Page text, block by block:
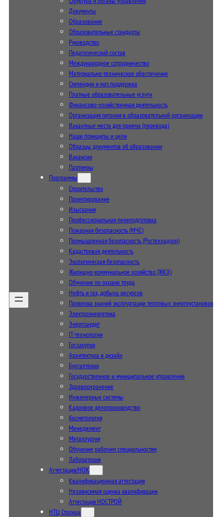
Документы
Образование
Образовательные стандарты
Руководство
Педагогический состав
Международное сотрудничество
Материально-техническое обеспечение
Стипендии и мат. поддержка
Платные образовательные услуги
Финансово-хозяйственная деятельность
Организация питания в образовательной организации
Вакантные места для приема (перевода)
Наши принципы и цели
Образцы документов об образовании
Вакансии
Партнеры
Программы
Строительство
Проектирование
Изыскания
Профессиональная переподготовка
Пожарная безопасность (МЧС)
Промышленная безопасность (Ростехнадзор)
Кадастровая деятельность
Экологическая безопасность
Жилищно-коммунальное хозяйство (ЖКХ)
Обучение по охране труда
Нефть и газ, добыча ресурсов
Проверка знаний эксплуатации тепловых энергоустановок
Электроэнергетика
Энергоаудит
IT-технологии
Госзакупки
Архитектура и дизайн
Бухгалтерия
Государственное и муниципальное управление
Здравоохранение
Инженерные системы
Кадровое делопроизводство
Косметология
Менеджмент
Металлургия
Обучение рабочим специальностям
Лаборатория
Аттестация/НОК
Квалификационная аттестация
Независимая оценка квалификации
Аттестация НОСТРОЙ
НТЦ Столица